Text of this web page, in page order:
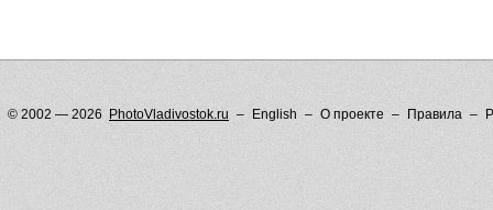
© 2002 — 2026 PhotoVladivostok.ru English О проекте Правила